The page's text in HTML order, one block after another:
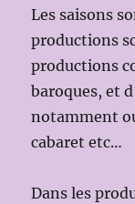
Les saisons
productions
productions
baroques, et
notamment
cabaret etc…
Dans les